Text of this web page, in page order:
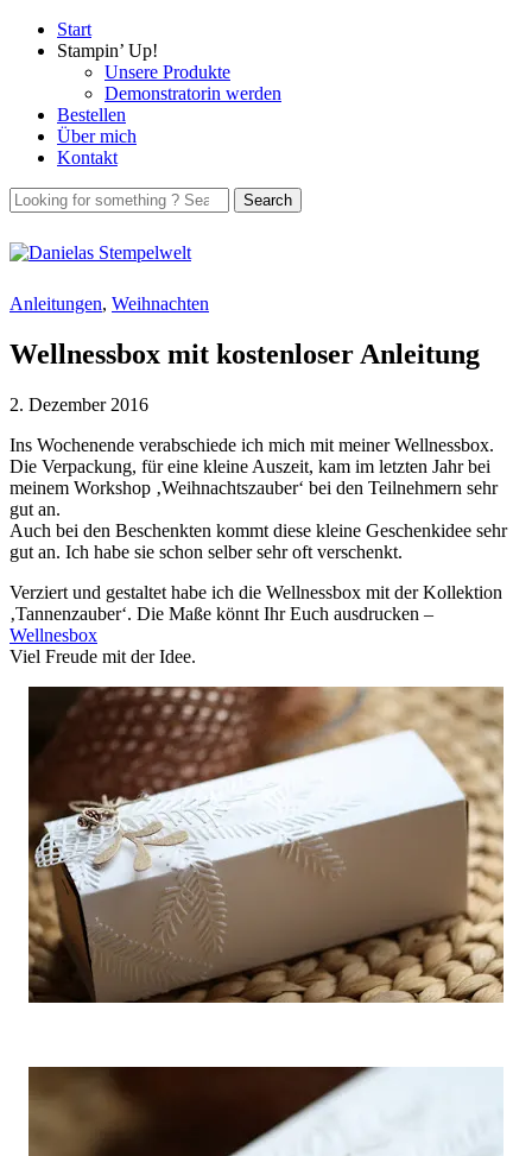
Start
Stampin’ Up!
Unsere Produkte
Demonstratorin werden
Bestellen
Über mich
Kontakt
Anleitungen, Weihnachten
Wellnessbox mit kostenloser Anleitung
2. Dezember 2016
Ins Wochenende verabschiede ich mich mit meiner Wellnessbox.
Die Verpackung, für eine kleine Auszeit, kam im letzten Jahr bei
meinem Workshop ‚Weihnachtszauber‘ bei den Teilnehmern sehr
gut an.
Auch bei den Beschenkten kommt diese kleine Geschenkidee sehr
gut an. Ich habe sie schon selber sehr oft verschenkt.
Verziert und gestaltet habe ich die Wellnessbox mit der Kollektion
‚Tannenzauber‘. Die Maße könnt Ihr Euch ausdrucken –
Wellnesbox
Viel Freude mit der Idee.